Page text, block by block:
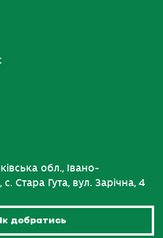
обл., Івано-
Стара Гута, вул. Зарічна, 4
добратись